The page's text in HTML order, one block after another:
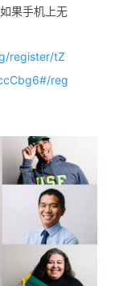
果手机上无
register/tZ
reg